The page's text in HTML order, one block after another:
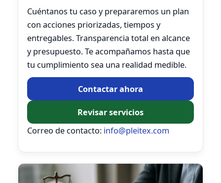
Cuéntanos tu caso y prepararemos un plan
con acciones priorizadas, tiempos y
entregables. Transparencia total en alcance
y presupuesto. Te acompañamos hasta que
tu cumplimiento sea una realidad medible.
Contactar ahora
Revisar servicios
Correo de contacto: info@pleitex.com